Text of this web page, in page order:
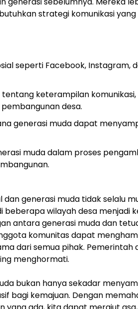
strategi komunikasi
seperti Facebook,
keterampilan
desa.
generasi muda dapat
muda dalam proses
generasi muda tidak selalu
wilayah desa menjadi
antara generasi muda dan
komunitas dapat
dari semua pihak.
menghormati.
bukan hanya sekadar
bagi kemajuan. Dengan